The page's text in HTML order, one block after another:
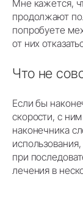
Мне кажется,
продолжают
попробуете
от них
Что не
Если бы
скорости, с
наконечника
при
лечения в